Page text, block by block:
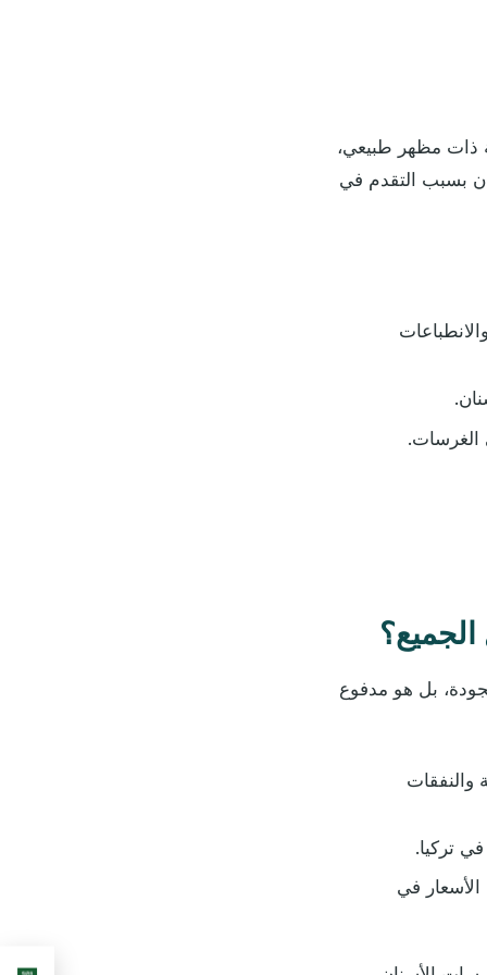
ذات مظهر طبيعي،
بسبب التقدم في
الغرسات.
بل هو مدفوع
والنفقات
تركيا.
الأسعار في